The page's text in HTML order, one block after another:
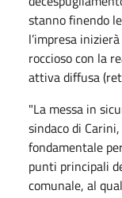
stanno finendo
l’impresa
roccioso con la
attiva diffusa
"La messa in
sindaco di
fondamentale
punti principali
comunale, al